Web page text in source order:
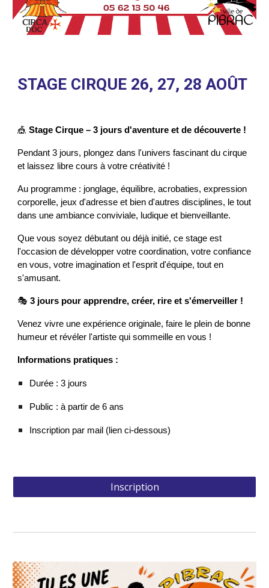
STAGE CIRQUE 26, 27, 28 AOÛT
🎪Stage Cirque – 3 jours d'aventure et de découverte !
Pendant 3 jours, plongez dans l'univers fascinant du cirque
et laissez libre cours à votre créativité !
Au programme : jonglage, équilibre, acrobaties, expression
corporelle, jeux d'adresse et bien d'autres disciplines, le tout
dans une ambiance conviviale, ludique et bienveillante.
Que vous soyez débutant ou déjà initié, ce stage est
l'occasion de développer votre coordination, votre confiance
en vous, votre imagination et l'esprit d'équipe, tout en
s'amusant.
🎭3 jours pour apprendre, créer, rire et s'émerveiller !
Venez vivre une expérience originale, faire le plein de bonne
humeur et révéler l'artiste qui sommeille en vous !
Informations pratiques :
Durée : 3 jours
Public : à partir de 6 ans
Inscription par mail (lien ci-dessous)
Inscription